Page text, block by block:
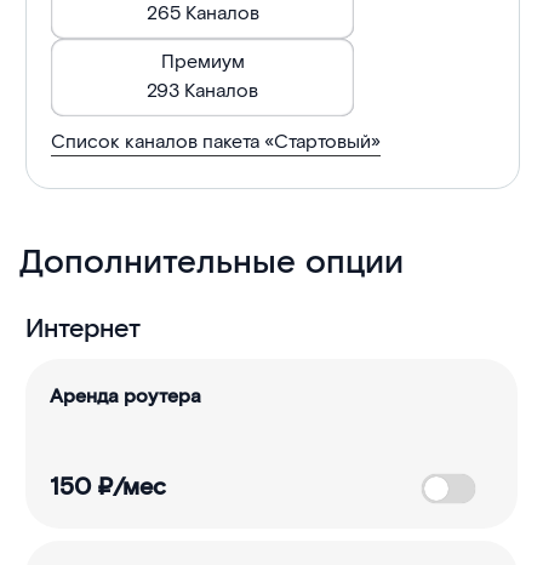
265 Каналов
Премиум
293 Каналов
Список каналов пакета «Стартовый»
Дополнительные опции
Интернет
Аренда роутера
150₽/мес